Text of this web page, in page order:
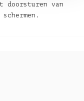
doorsturen van